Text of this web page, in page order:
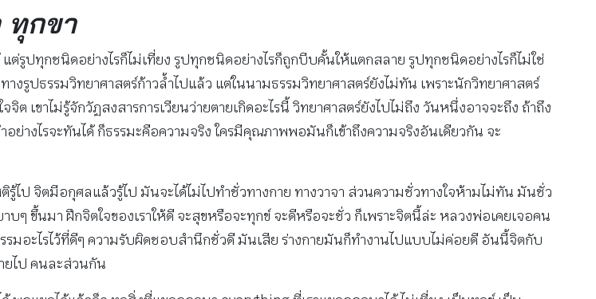
ทุกขา
รูปทุกชนิดอย่างไรก็ไม่เที่ยง รูปทุกชนิดอย่างไรก็ถูกบีบคั้นให้แตกสลาย รูปทุกชนิดอย่างไรก็ไม่ใช่
งรูปธรรมวิทยาศาสตร์ก้าวล้ำไปแล้ว แต่ในนามธรรมวิทยาศาสตร์ยังไม่ทัน เพราะนักวิทยาศาสตร์
เขาไม่รู้จักวัฏสงสารการเวียนว่ายตายเกิดอะไรนี้ วิทยาศาสตร์ยังไปไม่ถึง วันหนึ่งอาจจะถึง ถ้าถึง
ย่างไรจะทันได้ ก็ธรรมะคือความจริง ใครมีคุณภาพพอมันก็เข้าถึงความจริงอันเดียวกัน จะ
รู้ไป จิตมีอกุศลแล้วรู้ไป มันจะได้ไม่ไปทำชั่วทางกาย ทางวาจา ส่วนความชั่วทางใจห้ามไม่ทัน มันชั่ว
ขึ้นมา ฝึกจิตใจของเราให้ดี จะสุขหรือจะทุกข์ จะดีหรือจะชั่ว ก็เพราะจิตนี้ล่ะ หลวงพ่อเคยเจอคน
ะไรไว้ที่ดีๆ ความรับผิดชอบสำนึกชั่วดี มันเสีย ร่างกายมันก็ทำงานไปแบบไม่ค่อยดี อันนี้จิตกับ
ยไป คนละส่วนกัน